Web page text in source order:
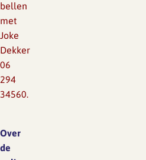
bellen
met
Joke
Dekker
06
294
34560.
Over
de